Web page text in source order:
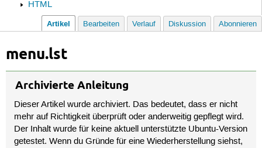
HTML
Artikel Bearbeiten Verlauf Diskussion Abonnieren
menu.lst
Archivierte Anleitung
Dieser Artikel wurde archiviert. Das bedeutet, dass er nicht
mehr auf Richtigkeit überprüft oder anderweitig gepflegt wird.
Der Inhalt wurde für keine aktuell unterstützte Ubuntu-Version
getestet. Wenn du Gründe für eine Wiederherstellung siehst,